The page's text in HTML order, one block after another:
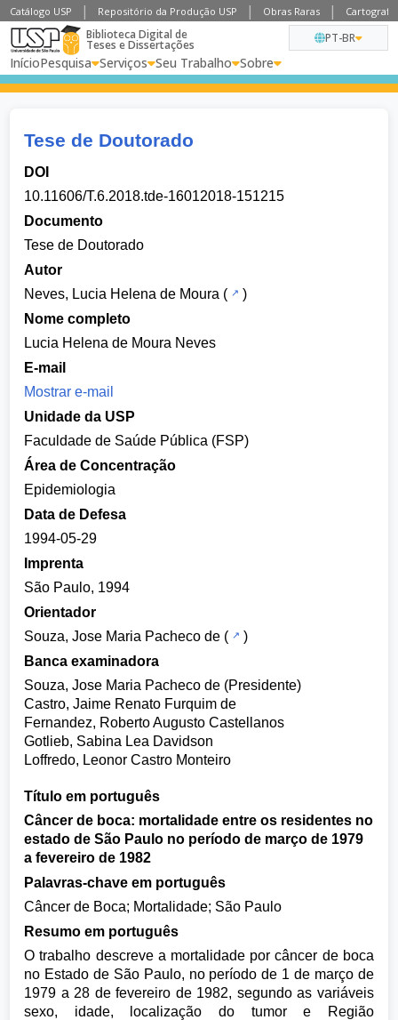
Catálogo USP Repositório da Produção USP Obras Raras
Biblioteca Digital de
Teses e Dissertações
InícioPesquisa Serviços Seu Trabalho Sobre
PT-BR
Tese de Doutorado
DOI
10.11606/T.6.2018.tde-16012018-151215
Documento
Tese de Doutorado
Autor
Neves, Lucia Helena de Moura (
)
Nome completo
Lucia Helena de Moura Neves
E-mail
Mostrar e-mail
Unidade da USP
Faculdade de Saúde Pública (FSP)
Área de Concentração
Epidemiologia
Data de Defesa
1994-05-29
Imprenta
São Paulo, 1994
Orientador
Souza, Jose Maria Pacheco de (
)
Banca examinadora
Souza, Jose Maria Pacheco de (Presidente)
Castro, Jaime Renato Furquim de
Fernandez, Roberto Augusto Castellanos
Gotlieb, Sabina Lea Davidson
Loffredo, Leonor Castro Monteiro
Título em português
Câncer de boca: mortalidade entre os residentes no
estado de São Paulo no período de março de 1979
a fevereiro de 1982
Palavras-chave em português
Câncer de Boca; Mortalidade; São Paulo
Resumo em português
O trabalho descreve a mortalidade por câncer de boca
no Estado de São Paulo, no período de 1 de março de
1979 a 28 de fevereiro de 1982, segundo as variáveis
sexo, idade, localização do tumor e Região